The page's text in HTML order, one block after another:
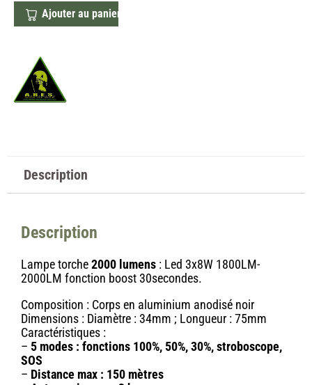
Ajouter au panier
Description
Description
Lampe torche2000 lumens : Led 3x8W 1800LM-
2000LM fonction boost 30secondes.
Composition : Corps en aluminium anodisé noir
Dimensions : Diamètre : 34mm ; Longueur : 75mm
Caractéristiques :
– 5 modes : fonctions 100%, 50%, 30%, stroboscope,
SOS
– Distance max : 150 mètres